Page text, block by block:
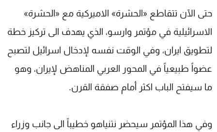
حتى الآن تتقاطع «الحشرة» الاميركية مع «الحشرة»
الاسرائيلية في مؤتمر وارسو، الذي يهدف الى تركيز خطة
لتطويق ايران، وفي الوقت نفسه لإدخال اسرائيل لتصبح
عضواً طبيعياً في المحور العربي المناهض لإيران، وهو
ما سيفتح الباب اكثر أمام صفقة القرن.
وفي هذا المؤتمر سيحضر نتنياهو خطيباً الى جانب وزراء